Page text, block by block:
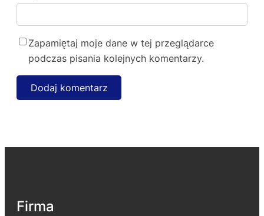
Zapamiętaj moje dane w tej przeglądarce
podczas pisania kolejnych komentarzy.
Firma